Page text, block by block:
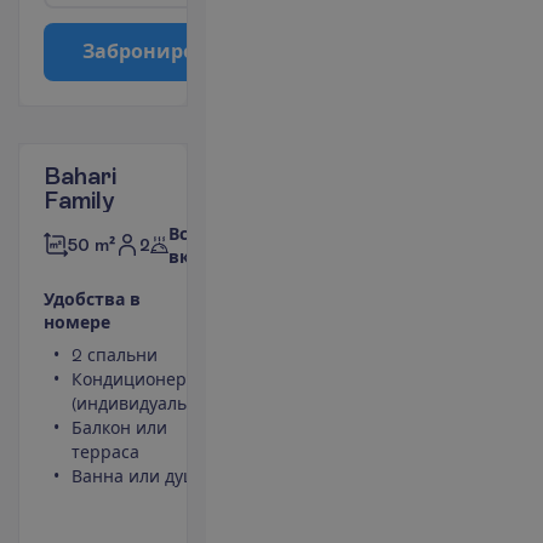
Заброниро
Bahari
Family
50 m² 2
Все
включено
Удобства в
номере
2 спальни
Кондиционер
(индивидуальный)
Балкон или
терраса
Ванна или душ